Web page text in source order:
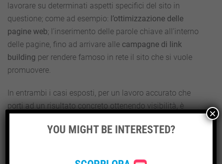
lavorare su determinati aspetti specifici del sito in
questione; come ad esempio: l’ottimizzazione delle
pagine web; l’inserimento delle parole chiave all’interno
delle pagine, fino ad arrivare alle campagne di link
building per rendere famoso in rete il sito che si vuole
promuovere.
In entrambi i casi esposti, per un lavoro accurato che
porti ad un risultato concreto ottenendo visibilità, è
termini economici; in questo modo sarà infatti possibile
YOU MIGHT BE INTERESTED?
×